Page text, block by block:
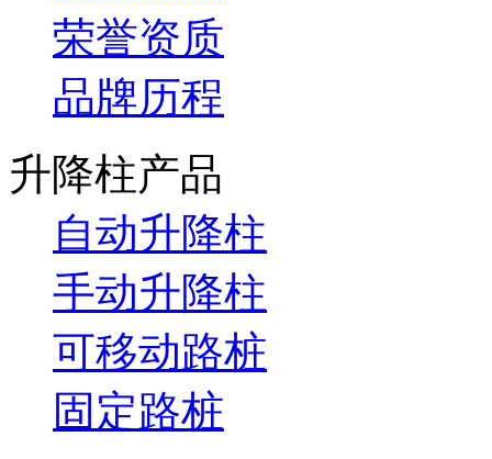
荣誉资质
品牌历程
升降柱产品
自动升降柱
手动升降柱
可移动路桩
固定路桩